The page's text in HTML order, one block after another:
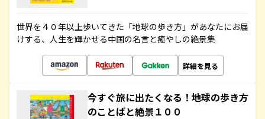
世界を４０年以上歩いてきた「地球の歩き方」があなたにお届
けする、人生を輝かせる中国の名言と癒やしの絶景集
詳細を見る
今すぐ旅に出たくなる！地球の歩き方
のことばと絶景１００